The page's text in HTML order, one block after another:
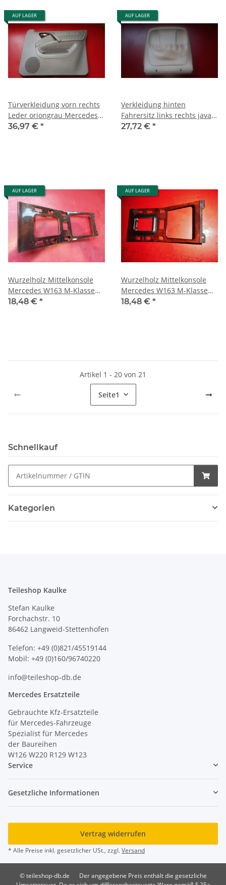
AUF LAGER
Türverkleidung vorn rechts
Leder oriongrau Mercedes
W163 ML 1637203670 7E33
36,97 € *
AUF LAGER
Verkleidung hinten
Fahrersitz links rechts java
braun Mercedes W163
27,72 € *
AUF LAGER
Wurzelholz Mittelkonsole
Mercedes W163 M-Klasse
ML 2002-2005 1636805839
18,48 € *
AUF LAGER
Wurzelholz Mittelkonsole
Mercedes W163 M-Klasse
ML 2002-2005 1636805839
18,48 € *
Artikel 1 - 20 von 21
Seite1
Schnellkauf
Kategorien
Teileshop Kaulke
Stefan Kaulke
Forchachstr. 10
86462 Langweid-Stettenhofen
Telefon: +49 (0)821/45519144
Mobil: +49 (0)160/96740220
info@teileshop-db.de
Mercedes Ersatzteile
Gebrauchte Kfz-Ersatzteile
für Mercedes-Fahrzeuge
Spezialist für Mercedes
der Baureihen
W126 W220 R129 W123
Service
Gesetzliche Informationen
Vertrag widerrufen
* Alle Preise inkl. gesetzlicher USt., zzgl.Versand
© teileshop-db.de
Der angegebene Preis enthält die gesetzliche